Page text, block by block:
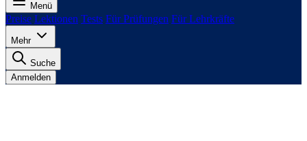
Menü
Preise Lektionen Tests Für Prüfungen Für Lehrkräfte
Mehr
Suche
Anmelden